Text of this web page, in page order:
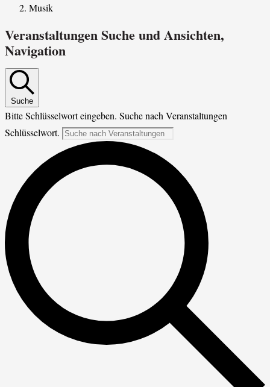
Musik
Veranstaltungen Suche und Ansichten,
Navigation
Suche
Bitte Schlüsselwort eingeben. Suche nach Veranstaltungen
Schlüsselwort.